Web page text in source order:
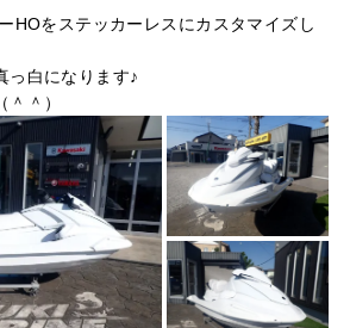
HOをステッカーレスにカスタマイズし
っ白になります♪
＾）